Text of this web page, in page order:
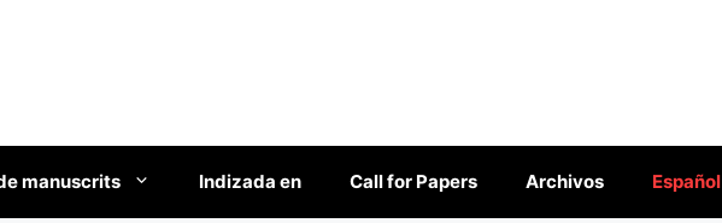
manuscrits Indizada en Call for Papers Archivos Español